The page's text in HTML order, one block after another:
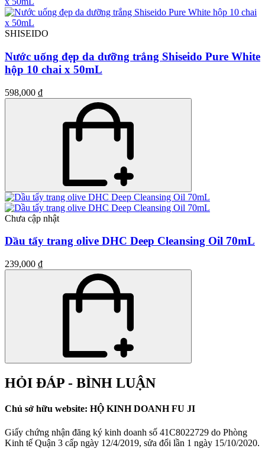
SHISEIDO
Nước uống đẹp da dưỡng trắng Shiseido Pure White
hộp 10 chai x 50mL
598,000 ₫
Chưa cập nhật
Dầu tẩy trang olive DHC Deep Cleansing Oil 70mL
239,000 ₫
HỎI ĐÁP - BÌNH LUẬN
Chủ sở hữu website: HỘ KINH DOANH FU JI
Giấy chứng nhận đăng ký kinh doanh số 41C8022729 do Phòng
Kinh tế Quận 3 cấp ngày 12/4/2019, sửa đổi lần 1 ngày 15/10/2020.